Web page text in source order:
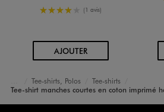
4/5 de moyenne
(1 avis)
AJOUTERAU PANIER
Accueil
Homme
Vêtements
Tee-shirts, Polos
Tee-shirts
Tee-shirt manches courtes en coton imprimé